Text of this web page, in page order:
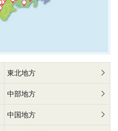
東北地方
中部地方
中国地方